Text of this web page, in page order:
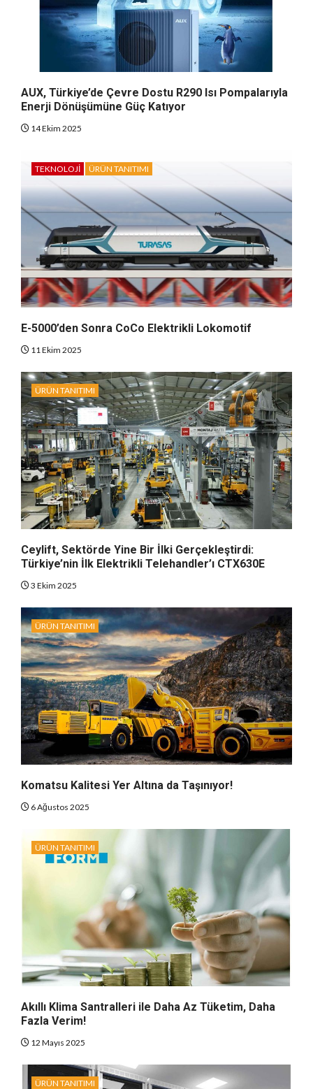
AUX, Türkiye’de Çevre Dostu R290 Isı Pompalarıyla
Enerji Dönüşümüne Güç Katıyor
14 Ekim 2025
TEKNOLOJI ÜRÜN TANITIMI
E-5000’den Sonra CoCo Elektrikli Lokomotif
11 Ekim 2025
ÜRÜN TANITIMI
Ceylift, Sektörde Yine Bir İlki Gerçekleştirdi:
Türkiye’nin İlk Elektrikli Telehandler’ı CTX630E
3 Ekim 2025
ÜRÜN TANITIMI
Komatsu Kalitesi Yer Altına da Taşınıyor!
6 Ağustos 2025
ÜRÜN TANITIMI
Akıllı Klima Santralleri ile Daha Az Tüketim, Daha
Fazla Verim!
12 Mayıs 2025
ÜRÜN TANITIMI